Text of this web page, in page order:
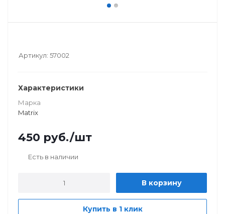
Артикул: 57002
Характеристики
Марка
Matrix
450 руб./шт
Есть в наличии
В корзину
Купить в 1 клик